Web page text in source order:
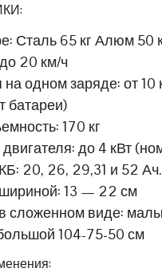
Сталь 65 кг Алюм 50
20 км/ч
на одном заряде: от 10
батареи)
170 кг
до 4 кВт
20, 26, 29,31 и 52 Ач.
13 — 22 см
сложенном виде:
104-75-50 см